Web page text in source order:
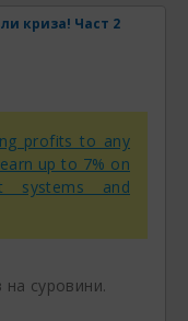
криза! Част 2
profits to any
up to 7% on
systems and
суровини.